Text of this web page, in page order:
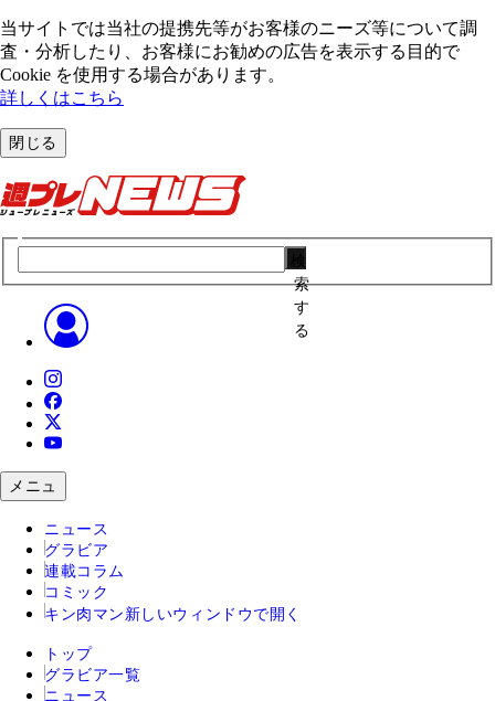
当サイトでは当社の提携先等がお客様のニーズ等について調
査・分析したり、お客様にお勧めの広告を表⽰する⽬的で
Cookie を使⽤する場合があります。
詳しくはこちら
閉じる
索
す
る
メニュ
ニュース
グラビア
連載コラム
コミック
キン肉マン 新しいウィンドウで開く
トップ
グラビア一覧
ニュース